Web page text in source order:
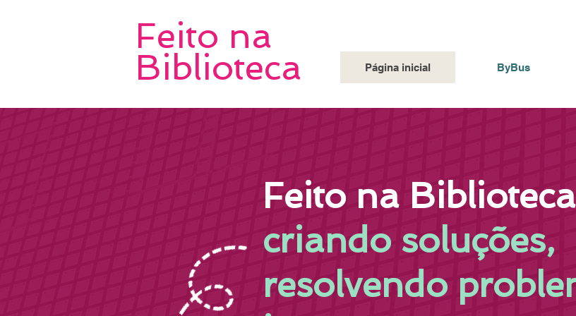
Feito na
criando soluções,
resolvendo
Página inicial ByBus
Feito na
Biblioteca